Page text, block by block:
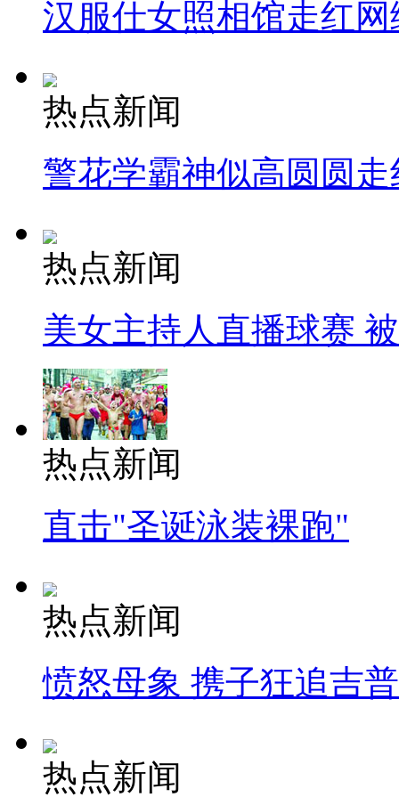
汉服仕女照相馆走红网
热点新闻
警花学霸神似高圆圆走
热点新闻
美女主持人直播球赛
热点新闻
直击"圣诞泳装裸跑"
热点新闻
愤怒母象 携子狂追吉
热点新闻